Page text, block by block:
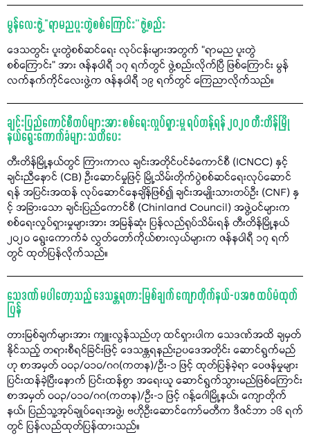
မွန်လေးဖွဲ့ “ရာမညပူးတွဲစစ်ကြောင်း” ဖွဲ့စည်း
ဒေသတွင်း ပူးတွဲစစ်ဆင်ရေး လုပ်ငန်းများအတွက် “ရာမည ပူးတွဲ
စစ်ကြောင်း” အား ဇန်နဝါရီ ၁၇ ရက်တွင် ဖွဲ့စည်းလိုက်ပြီ ဖြစ်ကြောင်း မွန်
လက်နက်ကိုင်လေးဖွဲ့က ဇန်နဝါရီ ၁၉ ရက်တွင် ကြေညာလိုက်သည်။
ချင်းပြည်ကောင်စီတပ်များအား စစ်ရေးလှုပ်ရှားမှု ရပ်တန့်ရန် ၂၀၂၀ တီးတိန်မြို
နယ်ရွေးကောက်ခံများ သတိပေး
တီးတိန်မြို့နယ်တွင် ကြားကာလ ချင်းအတိုင်ပင်ခံကောင်စီ (ICNCC) နှင့်
ချင်းညီနောင် (CB) ဦးဆောင်မှုဖြင့် မြို့သိမ်းတိုက်ပွဲစစ်ဆင်ရေးလုပ်ဆောင်
ရန် အပြင်းအထန် လုပ်ဆောင်နေချိန်ဖြစ်၍ ချင်းအမျိုးသားတပ်ဦး (CNF) နှ
င့် အခြားသော ချင်းပြည်ကောင်စီ (Chinland Council) အဖွဲ့ဝင်များက
စစ်ရေးလှုပ်ရှားမှုများအား အမြန်ဆုံး ပြန်လည်ရုပ်သိမ်းရန် တီးတိန်မြို့နယ်
၂၀၂၀ ရွေးကောက်ခံ လွှတ်တော်ကိုယ်စားလှယ်များက ဇန်နဝါရီ ၁၇ ရက်
တွင် ထုတ်ပြန်လိုက်သည်။
သေဒဏ် မပါတော့သည့် ဒေသန္တရတားမြစ်ချက် ကျောတိုက်နယ်-ပအဖ ထပ်မံထုတ်
ပြန်
တားမြစ်ချက်များအား ကျူးလွန်သည်ဟု ထင်ရှားပါက သေဒဏ်အထိ ချမှတ်
နိုင်သည့် တရားစီရင်ခြင်းဖြင့် ဒေသန္တရနည်းဥပဒေအတိုင်း ဆောင်ရွက်မည်
ဟု စာအမှတ် ၀၀၃/၀၁၀/ဂဂ(ကတန)/ဦး-၁ ဖြင့် ထုတ်ပြန်ခဲ့ရာ ဝေဖန်မှုများ
ပြင်းထန်ခဲ့ပြီးနောက် ပြင်းထန်စွာ အရေးယူ ဆောင်ရွက်သွားမည်ဖြစ်ကြောင်း
စာအမှတ် ၀၀၃/၀၁၀/ဂဂ(ကတန)/ဦး-၁ ဖြင့် ဂန့်ဂေါမြို့နယ်၊ ကျောတိုက်
နယ်၊ ပြည်သူ့အုပ်ချုပ်ရေးအဖွဲ့၊ ဗဟိုဦးဆောင်ကော်မတီက ဒီဇင်ဘာ ၁၆ ရက်
တွင် ပြန်လည်ထုတ်ပြန်ထားသည်။